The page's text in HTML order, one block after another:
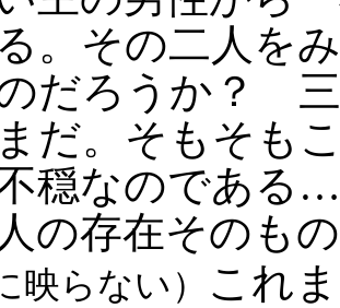
。その二人を
だろうか？
だ。そもそも
穏なのである
の存在そのも
映らない）
これ